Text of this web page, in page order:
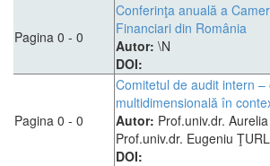
Pagina 0 - 0
Conferinţa anuală a
Financiari din România
Autor: \N
DOI:
Pagina 0 - 0
Comitetul de audit intern
multidimensională în
Autor: Prof.univ.dr.
Prof.univ.dr. Eugeniu
DOI: